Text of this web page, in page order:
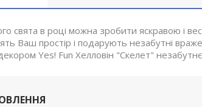
свята в році можна зробити яскравою і
Ваш простір і подарують незабутні
Yes! Fun Хелловін "Скелет"